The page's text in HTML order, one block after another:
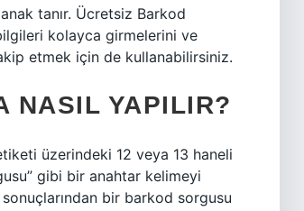
tanır. Ücretsiz Barkod
kolayca girmelerini ve
etmek için de kullanabilirsiniz.
NASIL YAPILIR?
üzerindeki 12 veya 13 haneli
gibi bir anahtar kelimeyi
bir barkod sorgusu